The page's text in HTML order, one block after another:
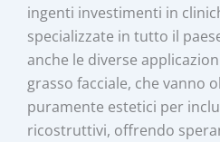
ingenti investimenti in
specializzate in tutto il
anche le diverse
grasso facciale, che vanno
puramente estetici per
ricostruttivi, offrendo